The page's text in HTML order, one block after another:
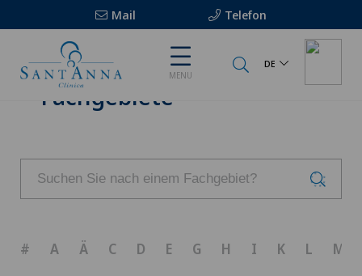
Mail Telefon
MENU
DE
Fachgebiete
# A Ä C D E G H I K L M